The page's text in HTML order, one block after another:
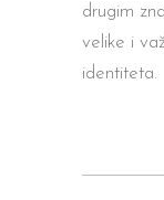
drugim
velike i
identiteta.